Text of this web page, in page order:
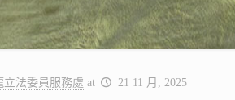
立法委員服務處 at 21 11 月, 2025